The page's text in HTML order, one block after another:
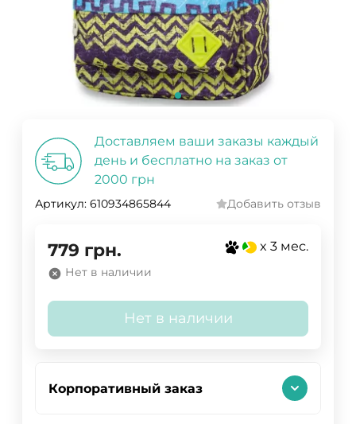
Доставляем ваши заказы каждый
день и бесплатно на заказ от
2000 грн
Артикул: 610934865844 Добавить отзыв
779 грн. x 3 мес.
Нет в наличии
Нет в наличии
Корпоративный заказ